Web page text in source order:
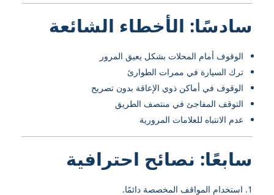
سادسًا: الأخطاء الشائعة
الوقوف أمام المحلات بشكل يعيق المرور
ترك السيارة في ممرات الطوارئ
الوقوف في أماكن ذوي الإعاقة بدون تصريح
التوقف المفاجئ في منتصف الطريق
عدم الانتباه للعلامات المرورية
سابعًا: نصائح احترافية
استخدام المواقف المخصصة دائمًا.